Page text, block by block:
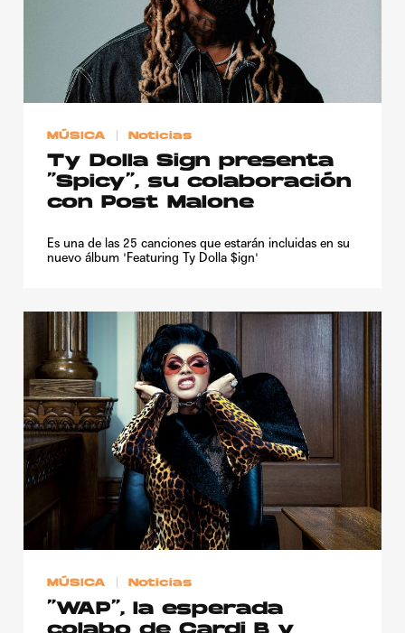
Cover Story
Publicidad
Contacto
© 2015-2022 UMOMAG. PROPIEDAD DE UMO agency. TODOS LOS
DERECHOS RESERVADOS.
MÚSICA Noticias
Ty Dolla Sign presenta
“Spicy”, su colaboración
con Post Malone
Es una de las 25 canciones que estarán incluidas en su
nuevo álbum 'Featuring Ty Dolla $ign'
MÚSICA Noticias
“WAP”, la esperada